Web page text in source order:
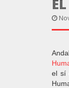
el sí